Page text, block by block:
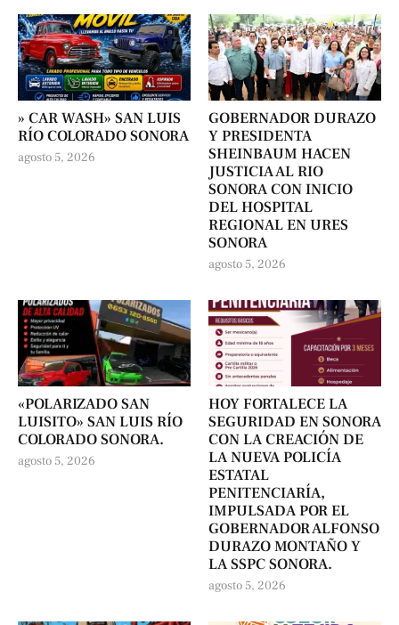
» CAR WASH» SAN LUIS
RÍO COLORADO SONORA
agosto 5, 2026
GOBERNADOR DURAZO
Y PRESIDENTA
SHEINBAUM HACEN
JUSTICIA AL RIO
SONORA CON INICIO
DEL HOSPITAL
REGIONAL EN URES
SONORA
agosto 5, 2026
«POLARIZADO SAN
LUISITO» SAN LUIS RÍO
COLORADO SONORA.
agosto 5, 2026
HOY FORTALECE LA
SEGURIDAD EN SONORA
CON LA CREACIÓN DE
LA NUEVA POLICÍA
ESTATAL
PENITENCIARÍA,
IMPULSADA POR EL
GOBERNADOR ALFONSO
DURAZO MONTAÑO Y
LA SSPC SONORA.
agosto 5, 2026